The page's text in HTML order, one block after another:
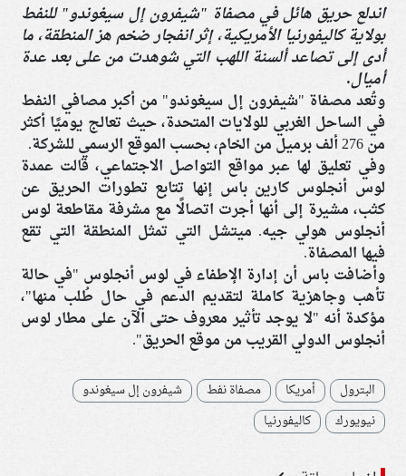
اندلع حريق هائل في مصفاة "شيفرون إل سيغوندو" للنفط
بولاية كاليفورنيا الأمريكية، إثر انفجار ضخم هز المنطقة، ما
أدى إلى تصاعد ألسنة اللهب التي شوهدت من على بعد عدة
أميال.
وتُعد مصفاة "شيفرون إل سيغوندو" من أكبر مصافي النفط
في الساحل الغربي للولايات المتحدة، حيث تعالج يوميًا أكثر
من 276 ألف برميل من الخام، بحسب الموقع الرسمي للشركة.
وفي تعليق لها عبر مواقع التواصل الاجتماعي، قالت عمدة
لوس أنجلوس كارين باس إنها تتابع تطورات الحريق عن
كثب، مشيرة إلى أنها أجرت اتصالًا مع مشرفة مقاطعة لوس
أنجلوس هولي جيه. ميتشل التي تمثل المنطقة التي تقع
فيها المصفاة.
وأضافت باس أن إدارة الإطفاء في لوس أنجلوس "في حالة
تأهب وجاهزية كاملة لتقديم الدعم في حال طُلب منها"،
مؤكدة أنه "لا يوجد تأثير معروف حتى الآن على مطار لوس
أنجلوس الدولي القريب من موقع الحريق".
البترول أمريكا مصفاة نفط
شيفرون إل سيغوندو
نيويورك
كاليفورنيا